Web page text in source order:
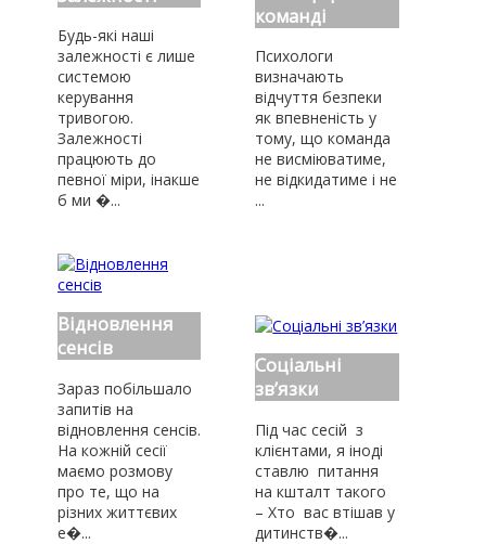
Будь-які наші
залежності є лише
системою
керування
тривогою.
Залежності
працюють до
певної міри, інакше
б ми �...
команді
Психологи
визначають
відчуття безпеки
як впевненість у
тому, що команда
не висміюватиме,
не відкидатиме і не
...
Відновлення
сенсів
Зараз побільшало
запитів на
відновлення сенсів.
На кожній сесії
маємо розмову
про те, що на
різних життєвих
е�...
Соціальні
зв’язки
Під час сесій з
клієнтами, я іноді
ставлю питання
на кшталт такого
– Хто вас втішав у
дитинств�...